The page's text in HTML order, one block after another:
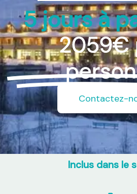
5 jours à
2059€
Contactez-
Inclus dans le